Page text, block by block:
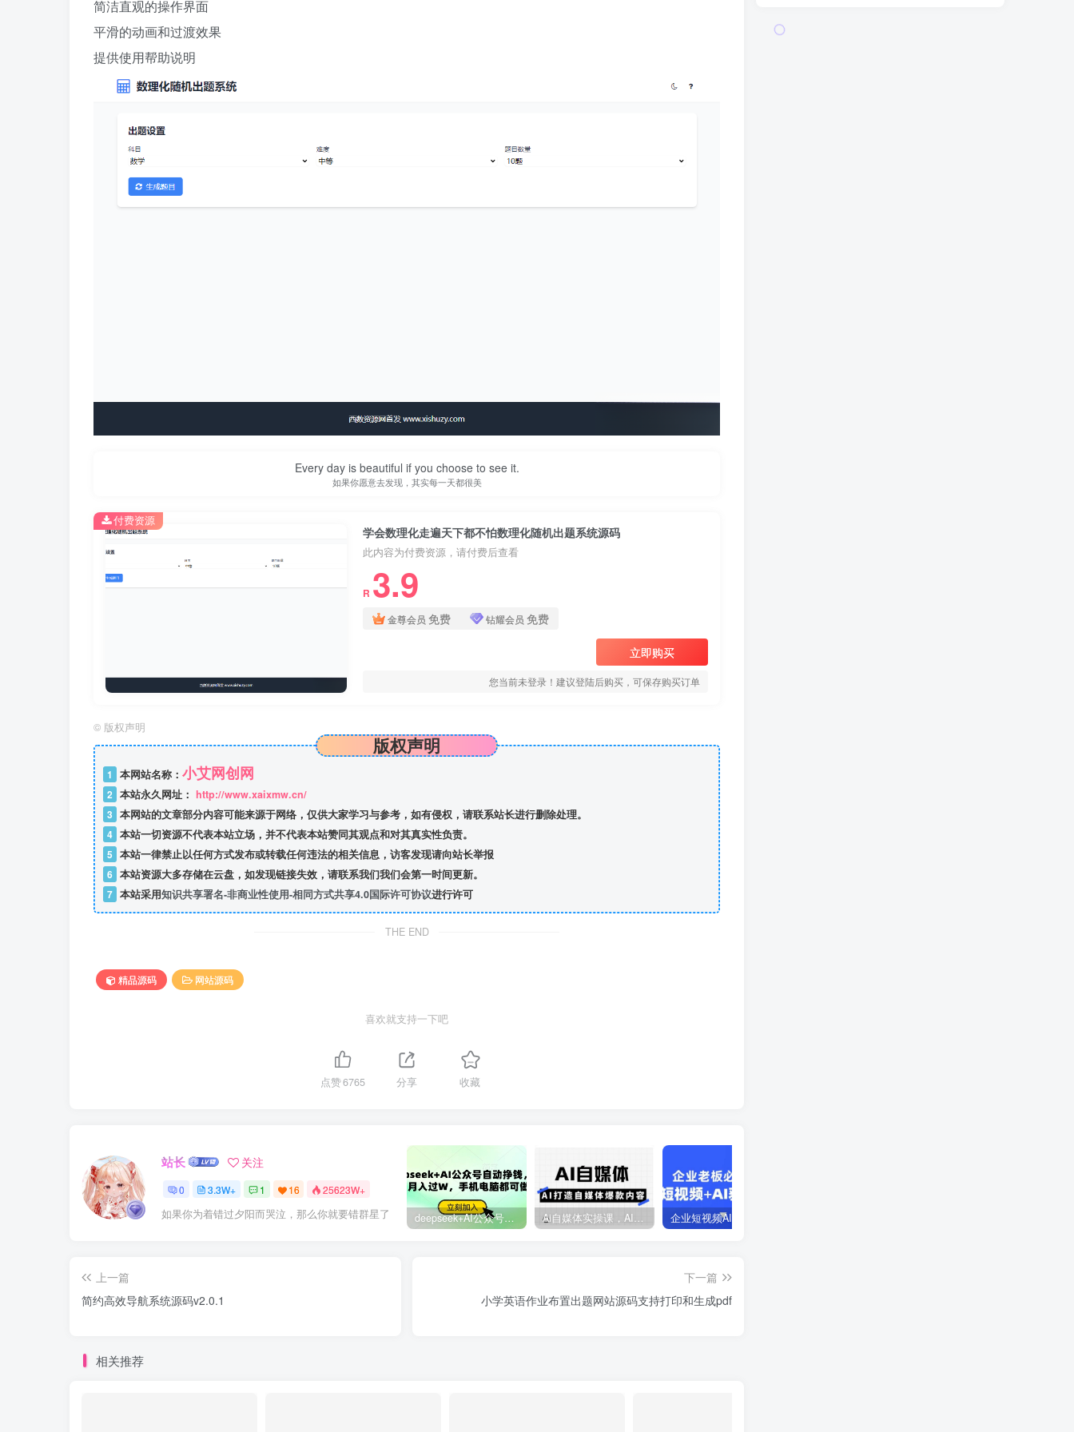
简洁直观的操作界面
平滑的动画和过渡效果
提供使用帮助说明
Every day is beautiful if you choose to see it.
如果你愿意去发现，其实每一天都很美
学会数理化走遍天下都不怕数理化随机出题系统源码
此内容为付费资源，请付费后查看
R 3.9
金尊会员 免费 钻耀会员 免费
立即购买
您当前未登录！建议登陆后购买，可保存购买订单
付费资源
© 版权声明
版权声明
1 本网站名称： 小艾网创网
2 本站永久网址： http://www.xaixmw.cn/
3 本网站的文章部分内容可能来源于网络，仅供大家学习与参考，如有侵权，请联系站长进行删除处理。
4 本站一切资源不代表本站立场，并不代表本站赞同其观点和对其真实性负责。
5 本站一律禁止以任何方式发布或转载任何违法的相关信息，访客发现请向站长举报
6 本站资源大多存储在云盘，如发现链接失效，请联系我们我们会第一时间更新。
7 本站采用知识共享署名-非商业性使用-相同方式共享4.0国际许可协议进行许可
THE END
精品源码 网站源码
喜欢就支持一下吧
点赞6765 分享 收藏
站长 关注
0 3.3W+ 1 16 25623W+
如果你为着错过夕阳而哭泣，那么你就要错群星了 deepseek+AI公众号自动挣钱，轻松月入过W，手机电脑都可做 Ai自媒体实操课，AI打造自媒体爆款内容
上一篇
简约高效导航系统源码v2.0.1
下一篇
小学英语作业布置出题网站源码支持打印和生成pdf
相关推荐